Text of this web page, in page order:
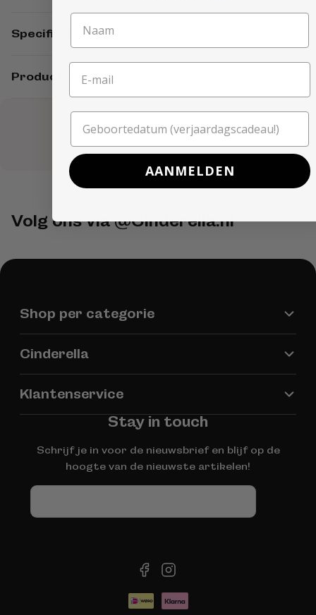
Specificaties
Productomschrijving
Product reviews
Volg ons via @Cinderella.nl
Shop per categorie
Cinderella
Klantenservice
Stay in touch
Schrijf je in voor de nieuwsbrief en blijf op de
hoogte van de nieuwste artikelen!
facebookinstagram
AANMELDEN